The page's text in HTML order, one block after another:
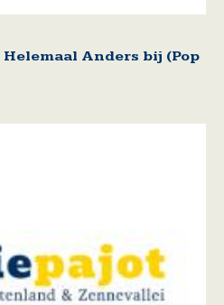
Anders bij (Pop